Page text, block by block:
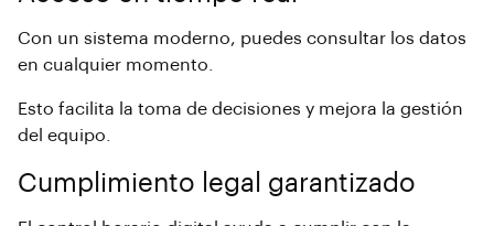
Con un sistema moderno, puedes consultar los datos
en cualquier momento.
Esto facilita la toma de decisiones y mejora la gestión
del equipo.
Cumplimiento legal garantizado